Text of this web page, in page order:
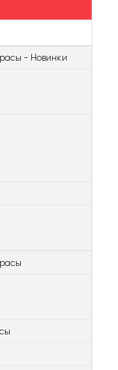
- Новинки